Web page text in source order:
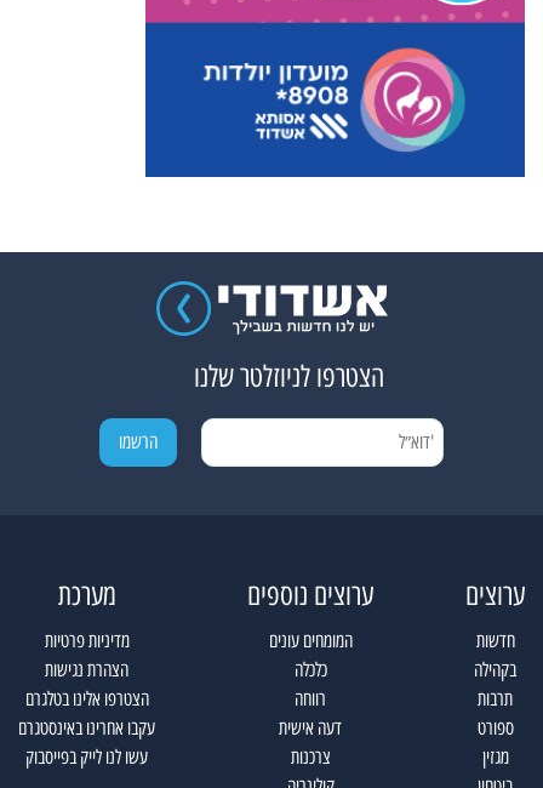
הצטרפו לניוזלטר שלנו
ערוצים
חדשות
בקהילה
תרבות
ספורט
מגזין
ערוצים נוספים
המומחים עונים
כלכלה
רווחה
דעה אישית
צרכנות
מערכת
מדיניות פרטיות
הצהרת נגישות
הצטרפו אלינו בטלגרם
עקבו אחרינו באינסטגרם
עשו לנו לייק בפייסבוק